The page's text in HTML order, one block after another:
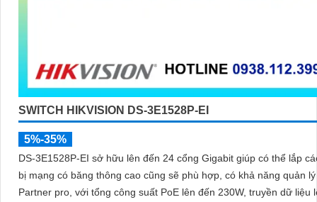
SWITCH HIKVISION DS-3E1528P-EI
5%-35%
DS-3E1528P-EI sở hữu lên đến 24 cổng Gigabit giúp có thể lắp
bị mạng có băng thông cao cũng sẽ phù hợp, có khả năng quản
Partner pro, với tổng công suất PoE lên đến 230W, truyền dữ liệu